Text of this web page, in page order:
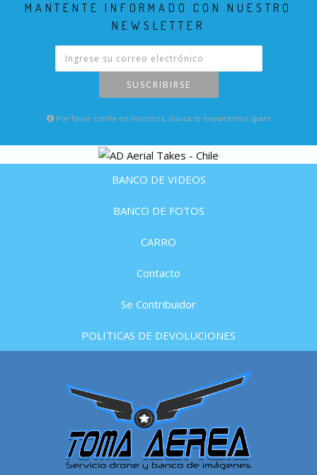
MANTENTE INFORMADO CON NUESTRO
NEWSLETTER
SUSCRIBIRSE
Por favor confie en nosotros, nunca le enviaremos spam
BANCO DE VIDEOS
BANCO DE FOTOS
CARRO
Contacto
Se Contribuidor
POLITICAS DE DEVOLUCIONES